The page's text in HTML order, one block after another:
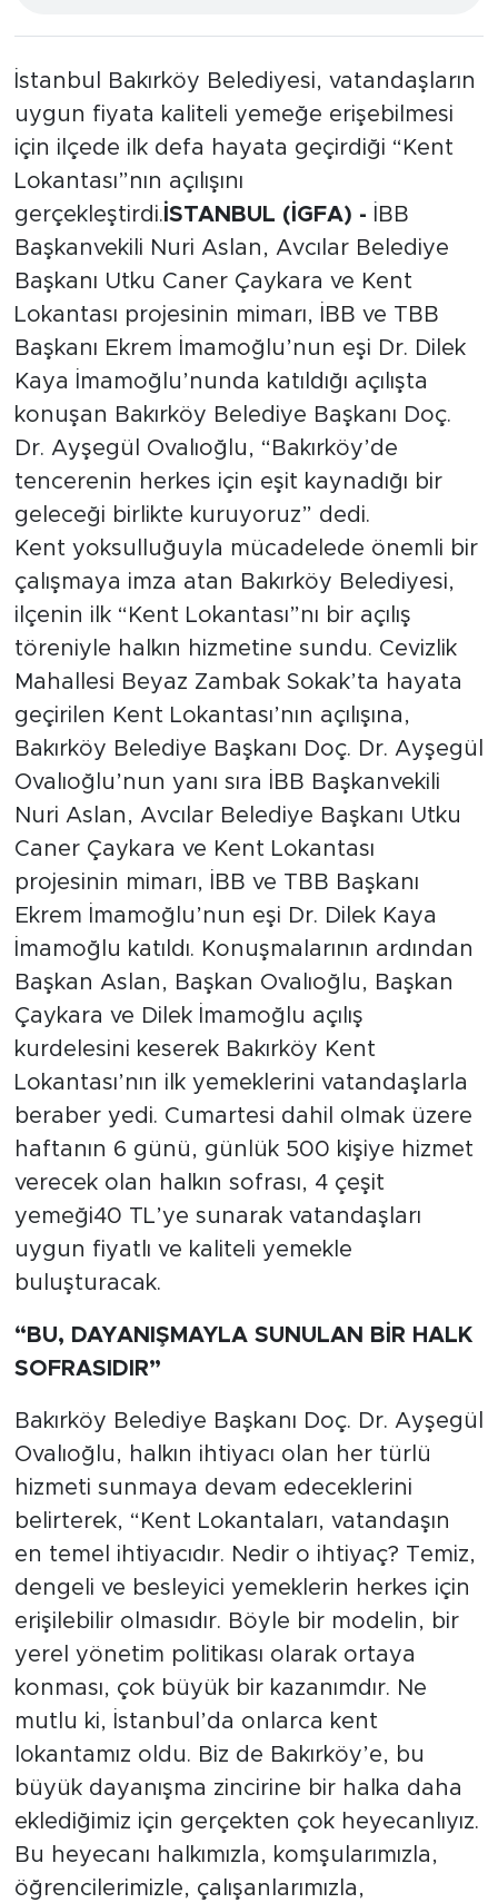
İstanbul Bakırköy Belediyesi, vatandaşların
uygun fiyata kaliteli yemeğe erişebilmesi
için ilçede ilk defa hayata geçirdiği “Kent
Lokantası”nın açılışını
gerçekleştirdi. İSTANBUL (İGFA) -
İBB
Başkanvekili Nuri Aslan, Avcılar Belediye
Başkanı Utku Caner Çaykara ve Kent
Lokantası projesinin mimarı, İBB ve TBB
Başkanı Ekrem İmamoğlu’nun eşi Dr. Dilek
Kaya İmamoğlu’nunda katıldığı açılışta
konuşan Bakırköy Belediye Başkanı Doç.
Dr. Ayşegül Ovalıoğlu, “Bakırköy’de
tencerenin herkes için eşit kaynadığı bir
geleceği birlikte kuruyoruz” dedi.
Kent yoksulluğuyla mücadelede önemli bir
çalışmaya imza atan Bakırköy Belediyesi,
ilçenin ilk “Kent Lokantası”nı bir açılış
töreniyle halkın hizmetine sundu. Cevizlik
Mahallesi Beyaz Zambak Sokak’ta hayata
geçirilen Kent Lokantası’nın açılışına,
Bakırköy Belediye Başkanı Doç. Dr. Ayşegül
Ovalıoğlu’nun yanı sıra İBB Başkanvekili
Nuri Aslan, Avcılar Belediye Başkanı Utku
Caner Çaykara ve Kent Lokantası
projesinin mimarı, İBB ve TBB Başkanı
Ekrem İmamoğlu’nun eşi Dr. Dilek Kaya
İmamoğlu katıldı. Konuşmalarının ardından
Başkan Aslan, Başkan Ovalıoğlu, Başkan
Çaykara ve Dilek İmamoğlu açılış
kurdelesini keserek Bakırköy Kent
Lokantası’nın ilk yemeklerini vatandaşlarla
beraber yedi. Cumartesi dahil olmak üzere
haftanın 6 günü, günlük 500 kişiye hizmet
verecek olan halkın sofrası, 4 çeşit
yemeği40 TL’ye sunarak vatandaşları
uygun fiyatlı ve kaliteli yemekle
buluşturacak.
“BU, DAYANIŞMAYLA SUNULAN BİR HALK
SOFRASIDIR”
Bakırköy Belediye Başkanı Doç. Dr. Ayşegül
Ovalıoğlu, halkın ihtiyacı olan her türlü
hizmeti sunmaya devam edeceklerini
belirterek, “Kent Lokantaları, vatandaşın
en temel ihtiyacıdır. Nedir o ihtiyaç? Temiz,
dengeli ve besleyici yemeklerin herkes için
erişilebilir olmasıdır. Böyle bir modelin, bir
yerel yönetim politikası olarak ortaya
konması, çok büyük bir kazanımdır. Ne
mutlu ki, İstanbul’da onlarca kent
lokantamız oldu. Biz de Bakırköy’e, bu
büyük dayanışma zincirine bir halka daha
eklediğimiz için gerçekten çok heyecanlıyız.
Bu heyecanı halkımızla, komşularımızla,
öğrencilerimizle, çalışanlarımızla,